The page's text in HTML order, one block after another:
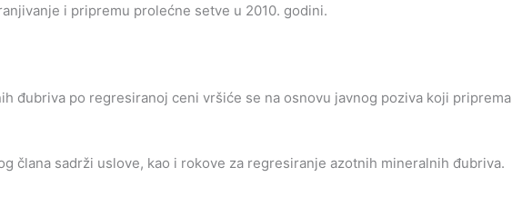
i pripremu prolećne setve u 2010. godini.
đubriva po regresiranoj ceni vršiće se na osnovu javnog poziva koji
člana sadrži uslove, kao i rokove za regresiranje azotnih mineralnih đubriva.